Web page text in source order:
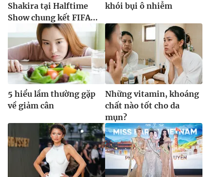
Shakira tại Halftime
Show chung kết FIFA...
khói bụi ô nhiễm
5 hiểu lầm thường gặp
về giảm cân
Những vitamin, khoáng
chất nào tốt cho da
mụn?